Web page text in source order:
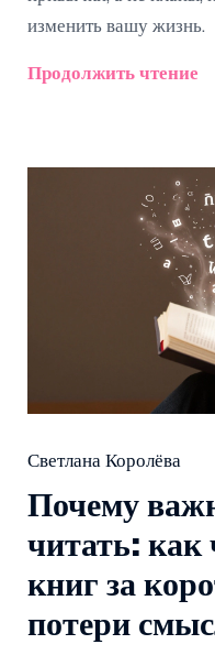
изменить вашу жизнь.
Продолжить чтение
Светлана Королёва
Почему
читать: как
книг за
потери